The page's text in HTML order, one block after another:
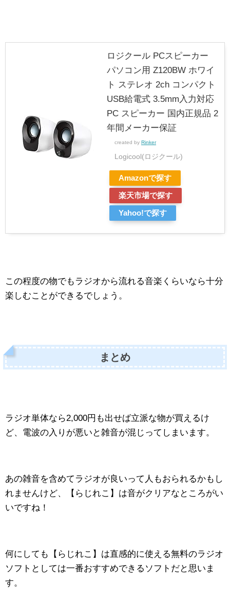
ロジクール PCスピーカー
パソコン用 Z120BW ホワイ
ト ステレオ 2ch コンパクト
USB給電式 3.5mm入力対応
PC スピーカー 国内正規品 2
年間メーカー保証
created by Rinker
Logicool(ロジクール)
Amazonで探す
楽天市場で探す
Yahoo!で探す
この程度の物でもラジオから流れる音楽くらいなら十分
楽しむことができるでしょう。
まとめ
ラジオ単体なら2,000円も出せば立派な物が買えるけ
ど、電波の入りが悪いと雑音が混じってしまいます。
あの雑音を含めてラジオが良いって人もおられるかもし
れませんけど、【らじれこ】は音がクリアなところがい
いですね！
何にしても【らじれこ】は直感的に使える無料のラジオ
ソフトとしては一番おすすめできるソフトだと思いま
す。